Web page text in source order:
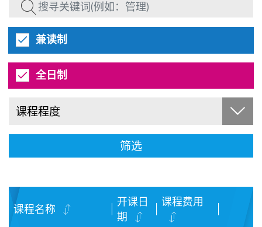
兼读制
全日制
课程程度
筛选
课程名称
开课日
期
课程费用